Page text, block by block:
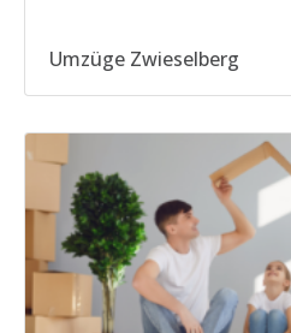
Umzüge Zwieselberg